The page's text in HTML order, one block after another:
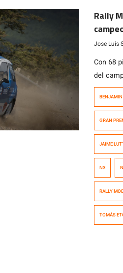
Rally
Jose Luis
Con 68
del
realizó
podría
BENJAMIN
GRAN
JAIME
N3
RALLY
TOMÁS